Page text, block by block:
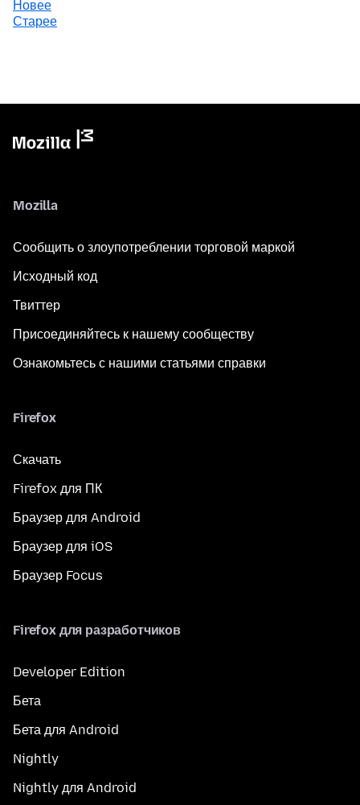
Новее
Старее
Mozilla
Сообщить о злоупотреблении торговой маркой
Исходный код
Твиттер
Присоединяйтесь к нашему сообществу
Ознакомьтесь с нашими статьями справки
Firefox
Скачать
Firefox для ПК
Браузер для Android
Браузер для iOS
Браузер Focus
Firefox для разработчиков
Developer Edition
Бета
Бета для Android
Nightly
Nightly для Android